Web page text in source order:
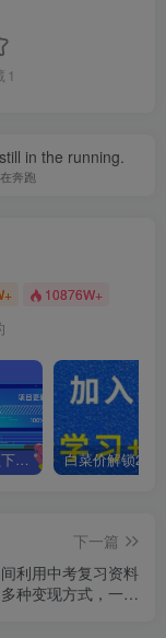
1
in the running.
奔跑
10876W+
全网VIP课程 无损下载~
下一篇
利用中考复习资料
种变现方式，一部